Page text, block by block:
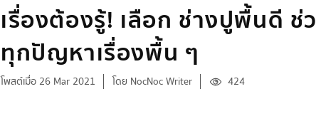
เรื่องต้องรู้! เลือก ช่างปูพื้นดี ช่
ทุกปัญหาเรื่องพื้น ๆ
โพสต์เมื่อ 26 Mar 2021 โดย NocNoc Writer 424